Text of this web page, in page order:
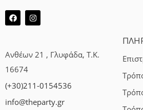
Ανθέων 21 , Γλυφάδα, Τ.Κ.
16674
(+30)211-0154536
info@theparty.gr